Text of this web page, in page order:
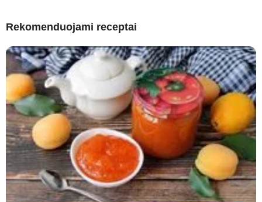
Rekomenduojami receptai